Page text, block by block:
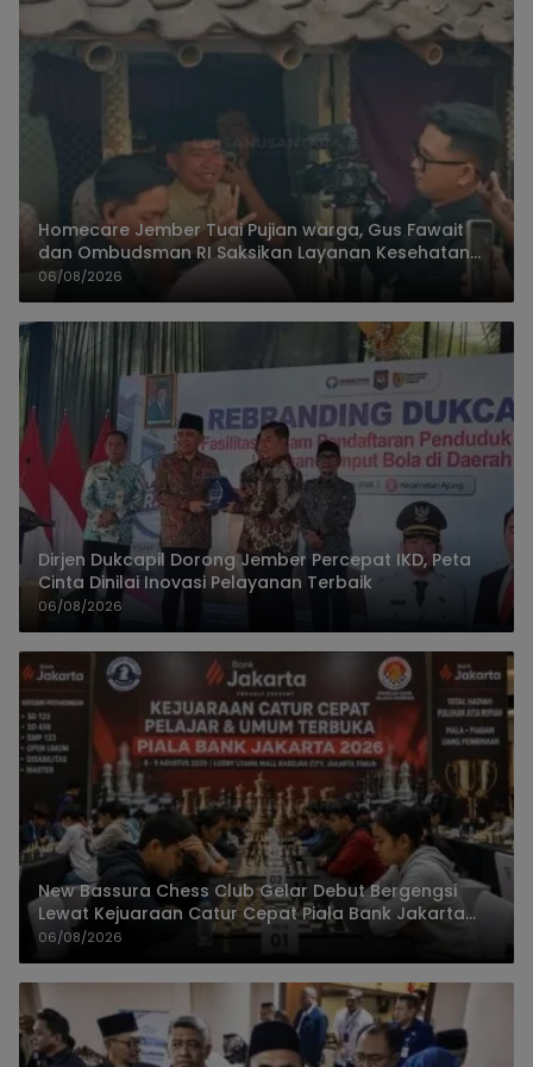
Homecare Jember Tuai Pujian warga, Gus Fawait
dan Ombudsman RI Saksikan Layanan Kesehatan
Rumah Pasien
06/08/2026
Dirjen Dukcapil Dorong Jember Percepat IKD, Peta
Cinta Dinilai Inovasi Pelayanan Terbaik
06/08/2026
New Bassura Chess Club Gelar Debut Bergengsi
Lewat Kejuaraan Catur Cepat Piala Bank Jakarta
2026
06/08/2026